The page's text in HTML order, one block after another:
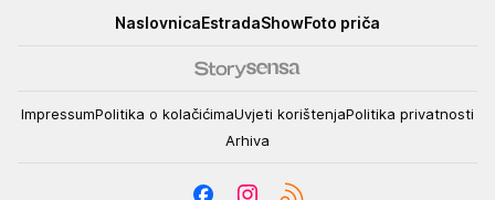
NaslovnicaEstradaShowFoto priča
ImpressumPolitika o kolačićimaUvjeti korištenjaPolitika privatnosti
Arhiva